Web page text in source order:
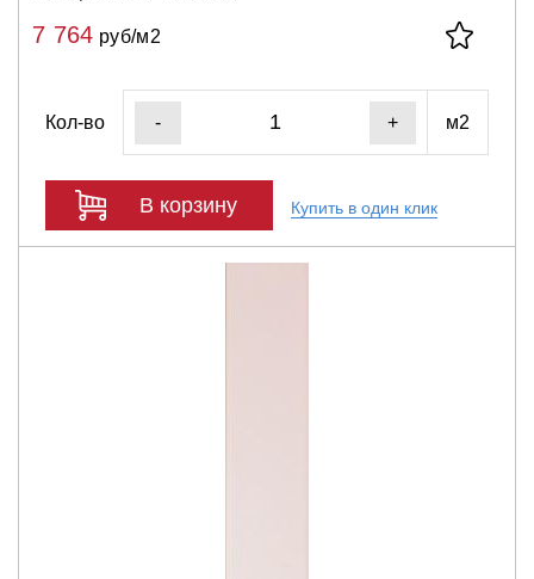
7 764 руб/м2
Кол-во - + м2
В корзину Купить в один клик